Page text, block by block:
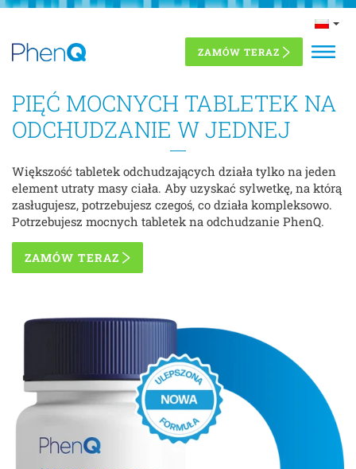
Przejdź
treści
ZAMÓW TERAZ
PIĘĆ MOCNYCH TABLETEK NA
ODCHUDZANIE W JEDNEJ
Większość tabletek odchudzających działa tylko na jeden
element utraty masy ciała. Aby uzyskać sylwetkę, na którą
zasługujesz, potrzebujesz czegoś, co działa kompleksowo.
Potrzebujesz mocnych tabletek na odchudzanie PhenQ.
ZAMÓW TERAZ